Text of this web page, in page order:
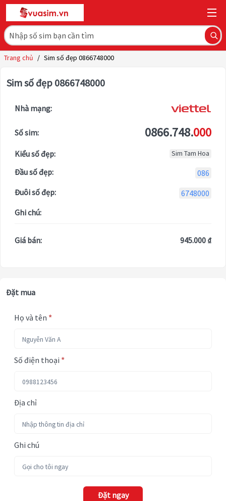
Trang chủ / Sim số đẹp 0866748000
Sim số đẹp 0866748000
Nhà mạng:
Số sim: 0866.748.000
Kiểu số đẹp: Sim Tam Hoa
Đầu số đẹp:
086
Đuôi số đẹp:
6748000
Ghi chú:
Giá bán: 945.000 ₫
Đặt mua
Họ và tên *
Số điện thoại *
Địa chỉ
Ghi chú
Đặt ngay